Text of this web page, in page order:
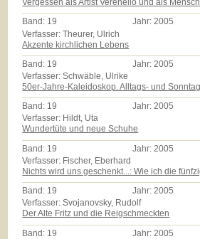
Vergessen als Artist Verenello und als
Band: 19 Jahr:2005
Verfasser: Theurer, Ulrich
Akzente kirchlichen Lebens
Band: 19 Jahr:2005
Verfasser: Schwäble, Ulrike
50er-Jahre-Kaleidoskop. Alltags- und
Band: 19 Jahr:2005
Verfasser: Hildt, Uta
Wundertüte und neue Schuhe
Band: 19 Jahr: 2005
Verfasser: Fischer, Eberhard
Nichts wird uns geschenkt...: Wie ich die
Band: 19 Jahr:2005
Verfasser: Svojanovsky, Rudolf
Der Alte Fritz und die Reigschmeckten
Band: 19 Jahr: 2005